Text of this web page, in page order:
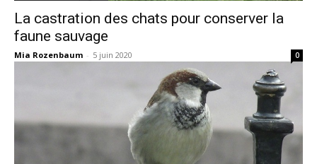
La castration des chats pour conserver la
faune sauvage
Mia Rozenbaum - 5 juin 2020 0